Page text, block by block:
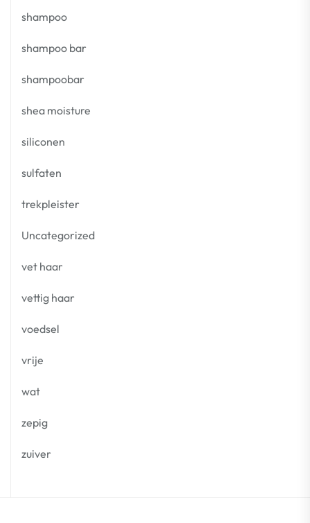
shampoo
shampoo bar
shampoobar
shea moisture
siliconen
sulfaten
trekpleister
Uncategorized
vet haar
vettig haar
voedsel
vrije
wat
zepig
zuiver